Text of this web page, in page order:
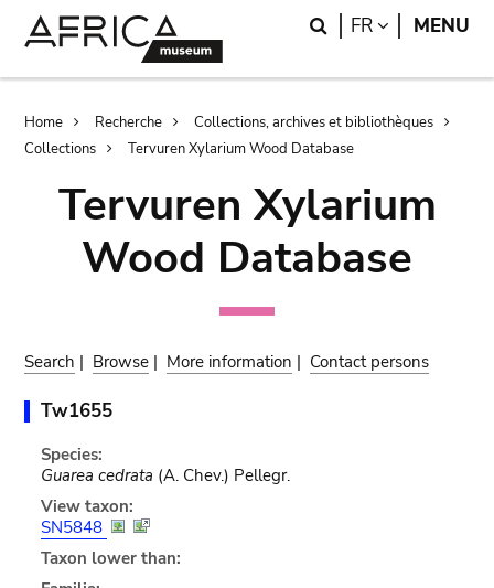
Search
FR LANGUAGE
MENU
Breadcrumb
Home Recherche
Collections, archives et bibliothèques
Collections
Tervuren Xylarium Wood Database
Tervuren Xylarium
Wood Database
Search | Browse | More information | Contact persons
Tw1655
Species:
Guarea cedrata (A. Chev.) Pellegr.
View taxon:
SN5848
Taxon lower than: